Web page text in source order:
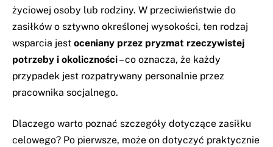
życiowej osoby lub rodziny. W przeciwieństwie do
zasiłków o sztywno określonej wysokości, ten rodzaj
wsparcia jest oceniany przez pryzmat rzeczywistej
potrzeby i okoliczności– co oznacza, że każdy
przypadek jest rozpatrywany personalnie przez
pracownika socjalnego.
Dlaczego warto poznać szczegóły dotyczące zasiłku
celowego? Po pierwsze, może on dotyczyć praktycznie